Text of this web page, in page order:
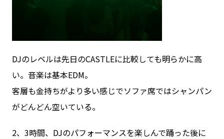
DJのレベルは先日のCASTLEに比較しても明らかに高
い。音楽は基本EDM。
客層も金持ちがより多い感じでソファ席ではシャンパン
がどんどん空いている。
2、3時間、DJのパフォーマンスを楽しんで踊った後に